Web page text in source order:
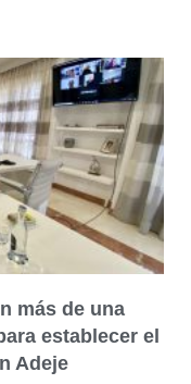
más de una
establecer el
Adeje